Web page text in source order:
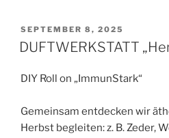
VERÖFFENTLICHT
AM
SEPTEMBER 8, 2025
DUFTWERKSTATT
DIY Roll on „ImmunStark“
Gemeinsam entdecken wir
Herbst begleiten: z. B. Zeder,